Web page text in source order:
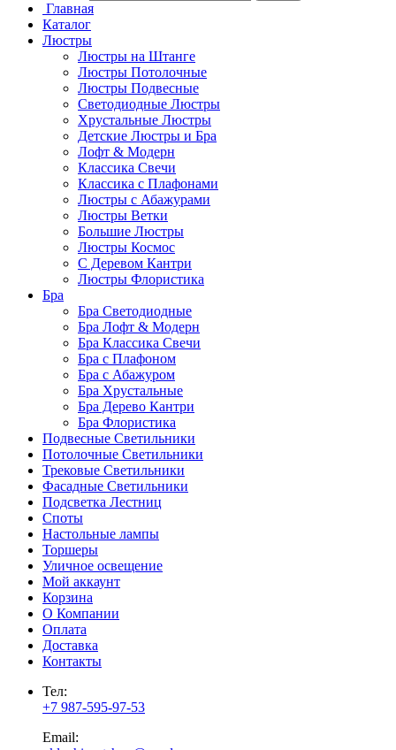
Главная
Каталог
Люстры
Люстры на Штанге
Люстры Потолочные
Люстры Подвесные
Светодиодные Люстры
Хрустальные Люстры
Детские Люстры и Бра
Лофт & Модерн
Классика Свечи
Классика с Плафонами
Люстры с Абажурами
Люстры Ветки
Большие Люстры
Люстры Космос
С Деревом Кантри
Люстры Флористика
Бра
Бра Светодиодные
Бра Лофт & Модерн
Бра Классика Свечи
Бра с Плафоном
Бра с Абажуром
Бра Хрустальные
Бра Дерево Кантри
Бра Флористика
Подвесные Светильники
Потолочные Светильники
Трековые Светильники
Фасадные Светильники
Подсветка Лестниц
Споты
Настольные лампы
Торшеры
Уличное освещение
Мой аккаунт
Корзина
О Компании
Оплата
Доставка
Контакты
Тел:
+7 987-595-97-53
Email: